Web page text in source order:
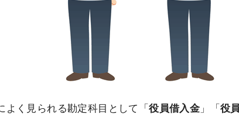
よく見られる勘定科目として「役員借入金 」「役